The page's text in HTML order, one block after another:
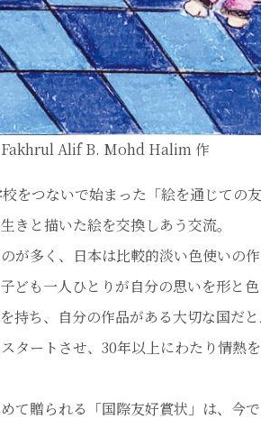
Fakhrul Alif B. Mohd Halim 作
をつないで始まった「絵を通じての
きと描いた絵を交換しあう交流。
が多く、日本は比較的淡い色使いの
ども一人ひとりが自分の思いを形と
持ち、自分の作品がある大切な国だ
タートさせ、30年以上にわたり情熱
て贈られる「国際友好賞状」は、今